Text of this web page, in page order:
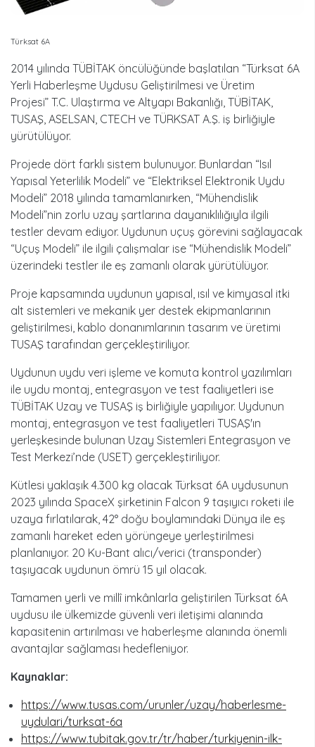
Türksat 6A
2014 yılında TÜBİTAK öncülüğünde başlatılan “Türksat 6A
Yerli Haberleşme Uydusu Geliştirilmesi ve Üretim
Projesi” T.C. Ulaştırma ve Altyapı Bakanlığı, TÜBİTAK,
TUSAŞ, ASELSAN, CTECH ve TÜRKSAT A.Ş. iş birliğiyle
yürütülüyor.
Projede dört farklı sistem bulunuyor. Bunlardan “Isıl
Yapısal Yeterlilik Modeli” ve “Elektriksel Elektronik Uydu
Modeli” 2018 yılında tamamlanırken, “Mühendislik
Modeli”nin zorlu uzay şartlarına dayanıklılığıyla ilgili
testler devam ediyor. Uydunun uçuş görevini sağlayacak
“Uçuş Modeli” ile ilgili çalışmalar ise “Mühendislik Modeli”
üzerindeki testler ile eş zamanlı olarak yürütülüyor.
Proje kapsamında uydunun yapısal, ısıl ve kimyasal itki
alt sistemleri ve mekanik yer destek ekipmanlarının
geliştirilmesi, kablo donanımlarının tasarım ve üretimi
TUSAŞ tarafından gerçekleştiriliyor.
Uydunun uydu veri işleme ve komuta kontrol yazılımları
ile uydu montaj, entegrasyon ve test faaliyetleri ise
TÜBİTAK Uzay ve TUSAŞ iş birliğiyle yapılıyor. Uydunun
montaj, entegrasyon ve test faaliyetleri TUSAŞ'ın
yerleşkesinde bulunan Uzay Sistemleri Entegrasyon ve
Test Merkezi’nde (USET) gerçekleştiriliyor.
Kütlesi yaklaşık 4.300 kg olacak Türksat 6A uydusunun
2023 yılında SpaceX şirketinin Falcon 9 taşıyıcı roketi ile
uzaya fırlatılarak, 42° doğu boylamındaki Dünya ile eş
zamanlı hareket eden yörüngeye yerleştirilmesi
planlanıyor. 20 Ku-Bant alıcı/verici (transponder)
taşıyacak uydunun ömrü 15 yıl olacak.
Tamamen yerli ve millî imkânlarla geliştirilen Türksat 6A
uydusu ile ülkemizde güvenli veri iletişimi alanında
kapasitenin artırılması ve haberleşme alanında önemli
avantajlar sağlaması hedefleniyor.
Kaynaklar:
https://www.tusas.com/urunler/uzay/haberlesme-
uydulari/turksat-6a
https://www.tubitak.gov.tr/tr/haber/turkiyenin-ilk-